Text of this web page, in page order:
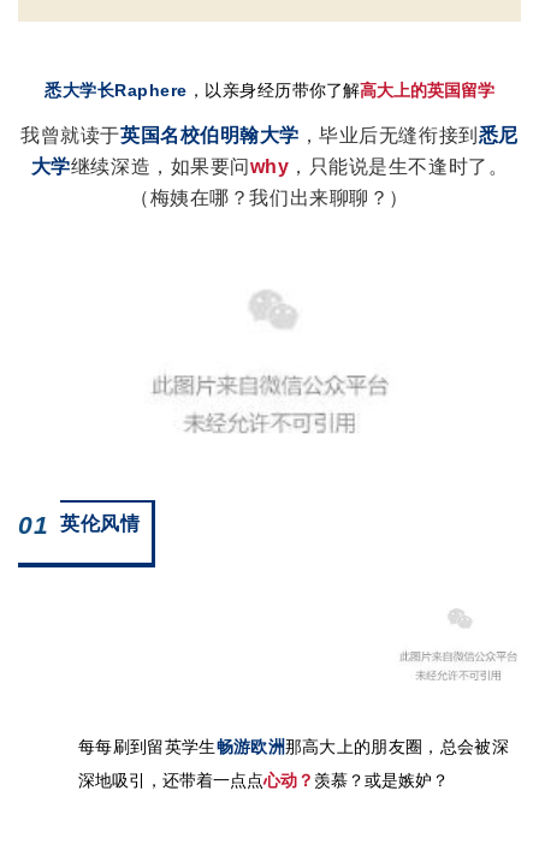
悉大学长Raphere ，以亲身经历带你了解高大上的英国留学
我曾就读于英国名校伯明翰大学 ，毕业后无缝衔接到 悉尼
大学继续深造，如果要问why ，只能说是生不逢时了。
（梅姨在哪？我们出来聊聊？）
01 英伦风情
每每刷到留英学生畅游欧洲那高大上的朋友圈，总会被深
深地吸引，还带着一点点心动？羡慕？或是嫉妒？